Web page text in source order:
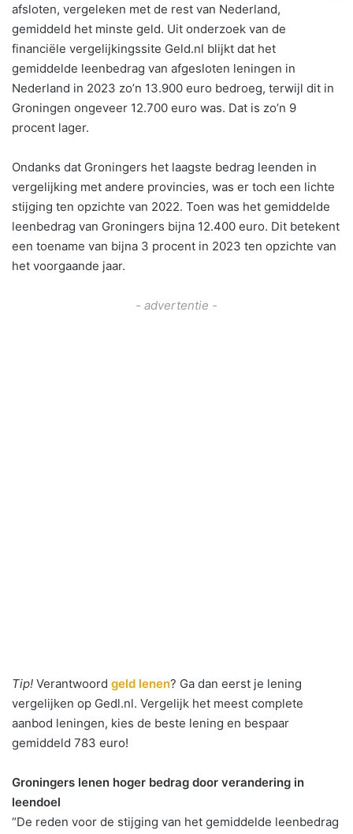
afsloten, vergeleken met de rest van Nederland,
gemiddeld het minste geld. Uit onderzoek van de
financiële vergelijkingssite Geld.nl blijkt dat het
gemiddelde leenbedrag van afgesloten leningen in
Nederland in 2023 zo’n 13.900 euro bedroeg, terwijl dit in
Groningen ongeveer 12.700 euro was. Dat is zo’n 9
procent lager.
Ondanks dat Groningers het laagste bedrag leenden in
vergelijking met andere provincies, was er toch een lichte
stijging ten opzichte van 2022. Toen was het gemiddelde
leenbedrag van Groningers bijna 12.400 euro. Dit betekent
een toename van bijna 3 procent in 2023 ten opzichte van
het voorgaande jaar.
- advertentie -
Tip! Verantwoord geld lenen? Ga dan eerst je lening
vergelijken op Gedl.nl. Vergelijk het meest complete
aanbod leningen, kies de beste lening en bespaar
gemiddeld 783 euro!
Groningers lenen hoger bedrag door verandering in
leendoel
“De reden voor de stijging van het gemiddelde leenbedrag